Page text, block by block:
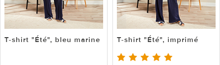
T-shirt "Été", bleu marine T-shirt "Été", imprimé